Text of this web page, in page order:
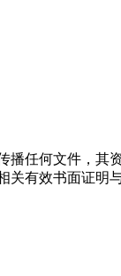
任何文件，其
有效书面证明